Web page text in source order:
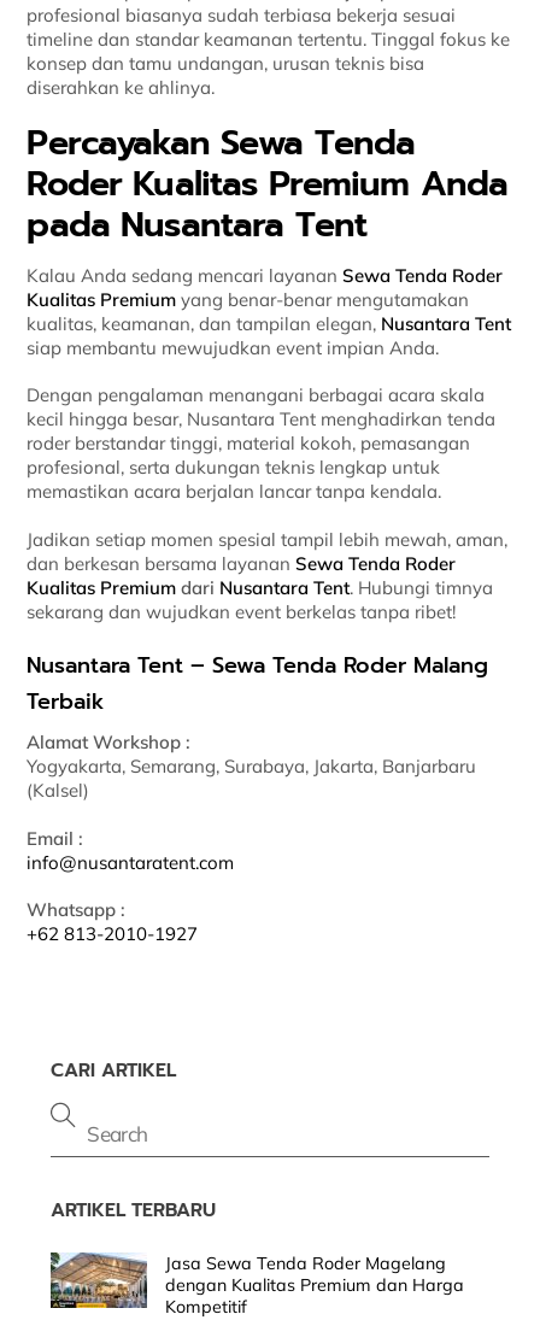
profesional biasanya sudah terbiasa bekerja sesuai
timeline dan standar keamanan tertentu. Tinggal fokus ke
konsep dan tamu undangan, urusan teknis bisa
diserahkan ke ahlinya.
Percayakan Sewa Tenda
Roder Kualitas Premium Anda
pada Nusantara Tent
Kalau Anda sedang mencari layananSewa Tenda Roder
Kualitas Premium yang benar-benar mengutamakan
kualitas, keamanan, dan tampilan elegan, Nusantara Tent
siap membantu mewujudkan event impian Anda.
Dengan pengalaman menangani berbagai acara skala
kecil hingga besar, Nusantara Tent menghadirkan tenda
roder berstandar tinggi, material kokoh, pemasangan
profesional, serta dukungan teknis lengkap untuk
memastikan acara berjalan lancar tanpa kendala.
Jadikan setiap momen spesial tampil lebih mewah, aman,
dan berkesan bersama layananSewa Tenda Roder
Kualitas Premium dari Nusantara Tent. Hubungi timnya
sekarang dan wujudkan event berkelas tanpa ribet!
Nusantara Tent – Sewa Tenda Roder Malang
Terbaik
Alamat Workshop :
Yogyakarta, Semarang, Surabaya, Jakarta, Banjarbaru
(Kalsel)
Email :
info@nusantaratent.com
Whatsapp :
+62 813-2010-1927
CARI ARTIKEL
ARTIKEL TERBARU
Jasa Sewa Tenda Roder Magelang
dengan Kualitas Premium dan Harga
Kompetitif